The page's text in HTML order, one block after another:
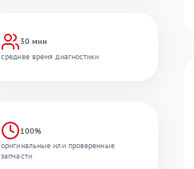
30 мин
среднее время диагностики
100%
оригинальные или проверенные
запчасти